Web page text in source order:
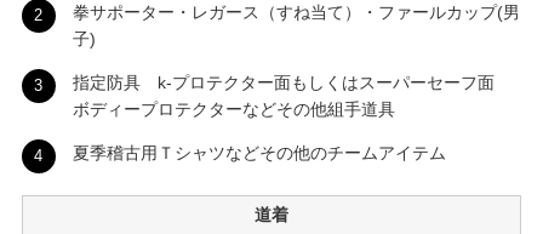
拳サポーター・レガース（すね当て）・ファールカップ(男
子)
指定防具 k-プロテクター面もしくはスーパーセーフ面
ボディープロテクターなどその他組手道具
夏季稽古用Ｔシャツなどその他のチームアイテム
道着